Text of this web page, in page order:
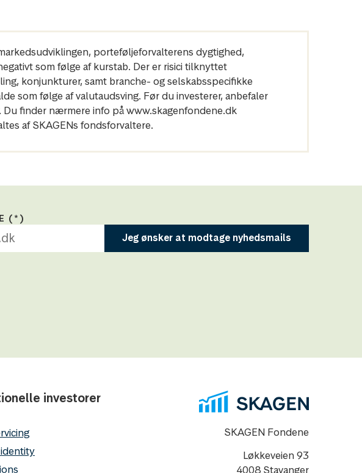
porteføljeforvalterens dygtighed,
som følge af kurstab. Der er risici tilknyttet
konjunkturer, samt branche- og selskabsspecifikke
som følge af valutaudsving. Før du investerer, anbefaler
finder nærmere info på www.skagenfondene.dk
af SKAGENs fondsforvaltere.
Jeg ønsker at modtage nyhedsmails
investorer
SKAGEN Fondene
Løkkeveien 93
4008 Stavanger